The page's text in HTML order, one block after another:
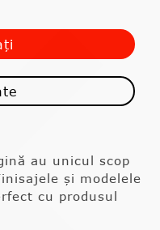
au unicul scop
și modelele
cu produsul